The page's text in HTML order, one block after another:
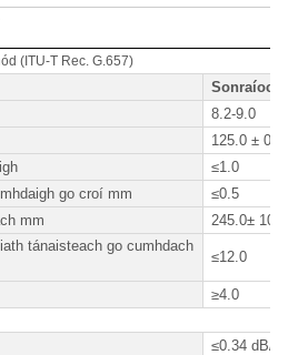
(ITU-T Rec. G.657)
Sonraíocht
8.2-9.0
125.0 ± 0.7
≤1.0
go croí mm
≤0.5
mm
245.0± 10.0
tánaisteach go cumhdach
≤12.0
≥4.0
≤0.34 dB/